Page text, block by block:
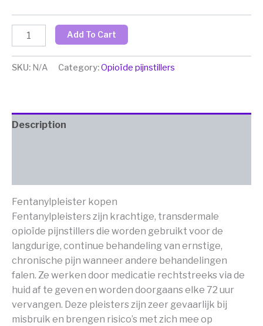
Add To Cart
SKU: N/A Category:Opioïde pijnstillers
Description
Fentanylpleister kopen
Fentanylpleisters zijn krachtige, transdermale
opioïde pijnstillers die worden gebruikt voor de
langdurige, continue behandeling van ernstige,
chronische pijn wanneer andere behandelingen
falen. Ze werken door medicatie rechtstreeks via de
huid af te geven en worden doorgaans elke 72 uur
vervangen. Deze pleisters zijn zeer gevaarlijk bij
misbruik en brengen risico’s met zich mee op